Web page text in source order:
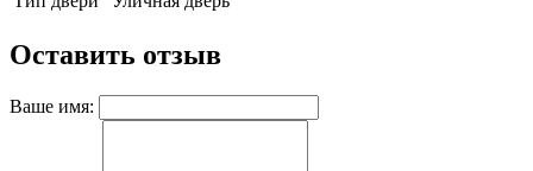
Оставить отзыв
Ваше имя: